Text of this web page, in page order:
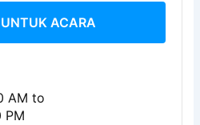
ACARA
AMto
PM